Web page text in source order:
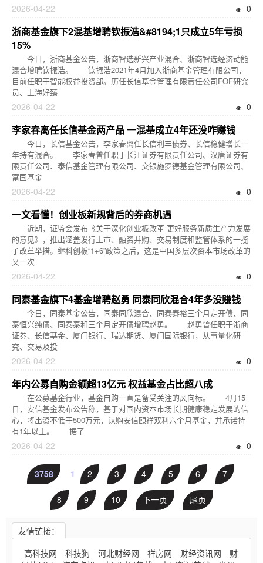
2026-04-22 0
浙商基金旗下2混基增聘钦振浩&#8194;1只成立5年亏损
15%
今日，浙商基金公告，浙商智选新兴产业混合、浙商智选经济动能
混合增聘钦振浩。 钦振浩2021年4月加入浙商基金管理有限公司，
目前任职于智能权益投资部。历任长信基金管理有限责任公司FOF研究
员、上海好臻
2026-04-22 0
李家春离任长信基金两产品 一混基成立4年还没咋赚钱
今日，长信基金公告，李家春离任长信利丰债券、长信稳健增长一
年持有混合。 李家春曾任职于长江证券有限责任公司、汉唐证券有
限责任公司、泰信基金管理有限公司、交银施罗德基金管理有限公司、
富国基金
2026-04-22 0
一文看懂！创业板新规背后的券商机遇
近期，证监会发布《关于深化创业板改革 更好服务新质生产力发展
的意见》，推出涵盖发行上市、融资并购、交易制度和监管体系的一揽
子改革举措。继科创板“1+6”政策之后，这是中国多层次资本市场改革的
又一次
2026-04-22 0
同泰基金旗下4基金增聘赵勇 同泰同欣混合4年多没赚钱
今日，同泰基金公告，同泰同欣混合、同泰泰裕三个月定开债、同
泰恒兴纯债、同泰泰和三个月定开债增聘赵勇。 赵勇曾任职于浙商
证券、长信基金、厦门银行、瑞达期货、厦门国际银行，从事量化研
究、交易及投
2026-04-22 0
年内公募自购金额超13亿元 权益基金占比超八成
在公募基金行业，基金自购一直是备受关注的风向标。 4月15
日，安信基金发布公告称，基于对国内资本市场长期健康稳定发展的信
心，将出资不低于500万元，认购安信颐祥双利六个月基金，并承诺持
有1年以上。 据了
2026-04-22 0
3758 1 2 3 4 5 6 7
8 9 10 下一页 尾页
友情链接：
高科技网
科技狗 河北财经网 祥房网 财经资讯网
财